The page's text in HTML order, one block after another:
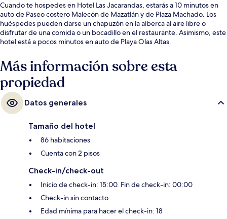
Cuando te hospedes en Hotel Las Jacarandas, estarás a 10 minutos en
auto de Paseo costero Malecón de Mazatlán y de Plaza Machado. Los
huéspedes pueden darse un chapuzón en la alberca al aire libre o
disfrutar de una comida o un bocadillo en el restaurante. Asimismo, este
hotel está a pocos minutos en auto de Playa Olas Altas.
Más información sobre esta
propiedad
Datos generales
Tamaño del hotel
86 habitaciones
Cuenta con 2 pisos
Check-in/check-out
Inicio de check-in: 15:00. Fin de check-in: 00:00
Check-in sin contacto
Edad mínima para hacer el check-in: 18